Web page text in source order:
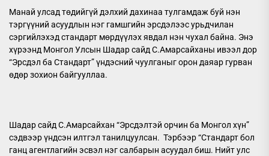
Манай улсад төдийгүй дэлхий дахинаа тулгамдаж буй нэн
тэргүүний асуудлын нэг гамшгийн эрсдэлээс урьдчилан
сэргийлэхэд стандарт мөрдүүлэх явдал нэн чухал байна. Энэ
хүрээнд Монгол Улсын Шадар сайд С.Амарсайханы ивээл дор
“Эрсдэл ба Стандарт” үндэсний чуулганыг орон даяар гурван
өдөр зохион байгууллаа.
Шадар сайд С.Амарсайхан “Эрсдэлтэй орчин ба Монгол хүн”
сэдвээр үндсэн илтгэл танилцуулсан. Тэрбээр “Стандарт бол
ганц агентлагийн эсвэл нэг салбарын асуудал биш. Нийт улс